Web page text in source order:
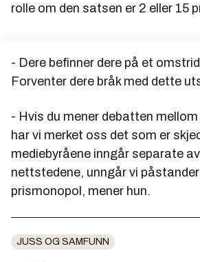
rolle om den satsen er 2 eller 15
- Dere befinner dere på et
Forventer dere bråk med dette
- Hvis du mener debatten
har vi merket oss det som er
mediebyråene inngår separate
nettstedene, unngår vi
prismonopol, mener hun.
JUSS OG SAMFUNN